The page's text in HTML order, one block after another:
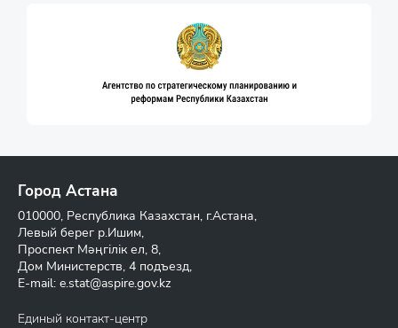
Город Астана
010000, Республика Казахстан, г.Астана,
Левый берег р.Ишим,
Проспект Мәңгілік ел, 8,
Дом Министерств, 4 подъезд,
E-mail: e.stat@aspire.gov.kz
Единый контакт-центр